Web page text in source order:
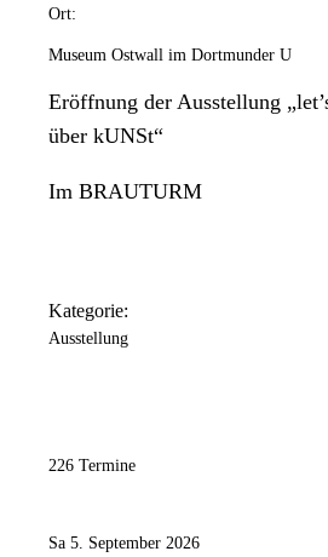
Ort:
Museum Ostwall im Dortmunder U
Eröffnung der Ausstellung
über kUNSt“
Im BRAUTURM
Kategorie:
Ausstellung
226 Termine
Sa 5. September 2026